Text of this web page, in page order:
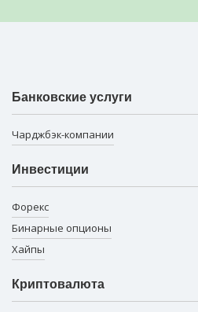
Банковские услуги
Чарджбэк-компании
Инвестиции
Форекс
Бинарные опционы
Хайпы
Криптовалюта